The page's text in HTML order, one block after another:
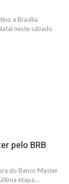
a Brasília
neste sábado
pelo BRB
do Banco Master
etapa…